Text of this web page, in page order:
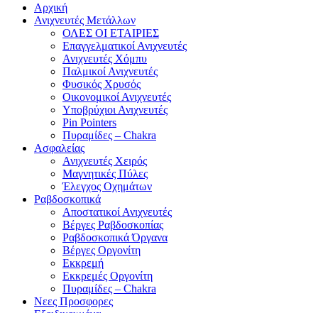
Αρχική
Ανιχνευτές Μετάλλων
ΟΛΕΣ ΟΙ ΕΤΑΙΡΙΕΣ
Επαγγελματικοί Ανιχνευτές
Ανιχνευτές Χόμπυ
Παλμικοί Ανιχνευτές
Φυσικός Χρυσός
Οικονομικοί Ανιχνευτές
Υποβρύχιοι Ανιχνευτές
Pin Pointers
Πυραμίδες – Chakra
Ασφαλείας
Ανιχνευτές Χειρός
Μαγνητικές Πύλες
Έλεγχος Οχημάτων
Ραβδοσκοπικά
Αποστατικοί Ανιχνευτές
Βέργες Ραβδοσκοπίας
Ραβδοσκοπικά Όργανα
Βέργες Οργονίτη
Εκκρεμή
Εκκρεμές Οργονίτη
Πυραμίδες – Chakra
Νεες Προσφορες